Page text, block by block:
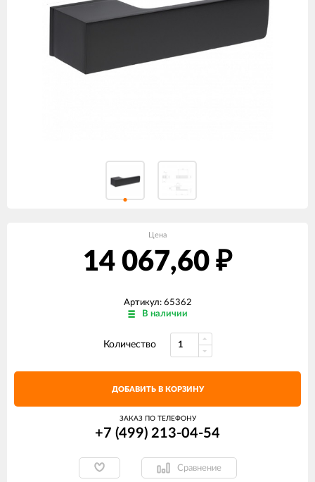
Цена
14 067,60 ₽
Артикул: 65362
В наличии
Количество
ДОБАВИТЬ В КОРЗИНУ
ЗАКАЗ ПО ТЕЛЕФОНУ
+7 (499) 213-04-54​
Сравнение